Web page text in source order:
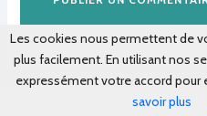
Les cookies nous permettent de
plus facilement. En utilisant nos
expressément votre accord pour
savoir plus